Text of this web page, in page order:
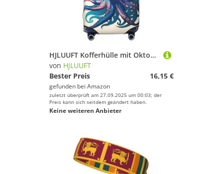
HJLUUFT Kofferhülle mit Oktopus-Druck, Reisegepäckabdeckung, waschbar, kratzfest, Blau und Lila, Schwarz , XL
von HJLUUFT
Bester Preis
16,15 €
gefunden bei Amazon
zuletzt überprüft am 27.09.2025 um 00:03; der
Preis kann sich seitdem geändert haben.
Keine weiteren Anbieter